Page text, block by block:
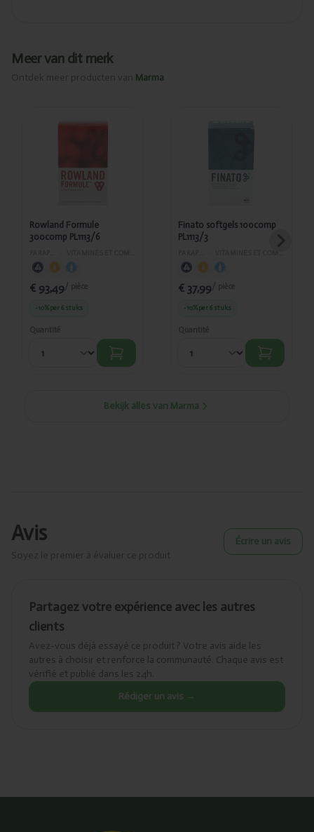
Meer van dit merk
Ontdek meer producten van Marma
Ajouté
PL1113/6
Rowland Formule
300comp PL1113/6
€ 93,49/ pièce
-10%per 6 stuks
Quantité
Finato softgels 100comp
PL1113/3
€ 37,99/ pièce
-10%per 6 stuks
Quantité
Bekijk alles van Marma
Avis Écrire un avis
Partagez votre expérience avec les autres
clients
Avez-vous déjà essayé ce produit ? Votre avis aide les
autres à choisir et renforce la communauté. Chaque avis est
vérifié et publié dans les 24h.
Rédiger un avis →